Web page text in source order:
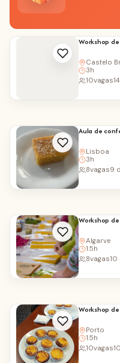
Workshop
Castelo
3h
10vagas
Aula de
Lisboa
3h
8vagas9
Workshop
Algarve
1.5h
8vagas10
Workshop
Porto
1.5h
10vagas